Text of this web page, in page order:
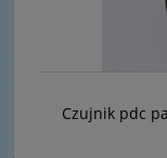
Czujnik pdc